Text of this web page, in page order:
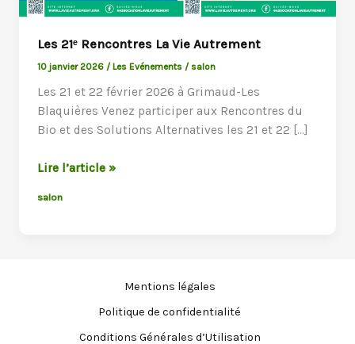
Les 21ᵉ Rencontres La Vie Autrement
10 janvier 2026 /Les Evénements /salon
Les 21 et 22 février 2026 à Grimaud-Les
Blaquières Venez participer aux Rencontres du
Bio et des Solutions Alternatives les 21 et 22 […]
Les
Rencontres
Lire l’article »
salon
Mentions légales
Politique de confidentialité
Conditions Générales d’Utilisation